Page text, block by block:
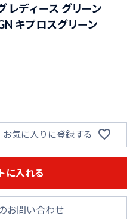
レディース グリーン
キプロスグリーン
お気に入りに登録する
に入れる
お問い合わせ